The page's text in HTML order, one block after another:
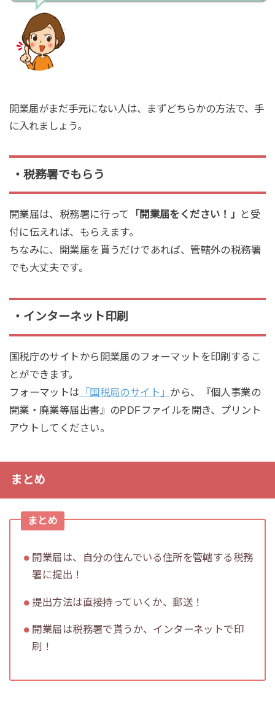
開業届がまだ手元にない人は、まずどちらかの方法で、手
に入れましょう。
・税務署でもらう
開業届は、税務署に行って 「開業届をください！」
と受
付に伝えれば、もらえます。
ちなみに、開業届を貰うだけであれば、管轄外の税務署
でも大丈夫です。
・インターネット印刷
国税庁のサイトから開業届のフォーマットを印刷するこ
とができます。
フォーマットは 「国税局のサイト」 から、『個人事業の
開業・廃業等届出書』のPDFファイルを開き、プリント
アウトしてください。
まとめ
まとめ
開業届は、自分の住んでいる住所を管轄する税務
署に提出！
提出方法は直接持っていくか、郵送！
開業届は税務署で貰うか、インターネットで印
刷！